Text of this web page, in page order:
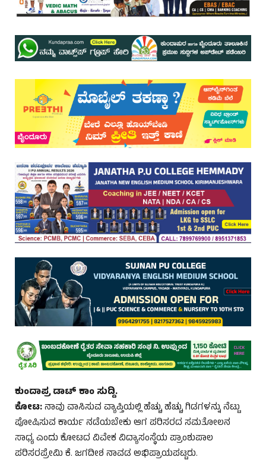
ಕುಂದಾಪ್ರ ಡಾಟ್‌ ಕಾಂ ಸುದ್ದಿ.
ಕೋಟ:ನಾವು ವಾಸಿಸುವ ವ್ಯಾಪ್ತಿಯಲ್ಲಿ ಹೆಚ್ಚು ಹೆಚ್ಚು ಗಿಡಗಳನ್ನು ನೆಟ್ಟು
ಪೋಷಿಸುವ ಕಾರ್ಯ ನಡೆಯಬೇಕು ಆಗ ಪರಿಸರದ ಸಮತೋಲನ
ಸಾಧ್ಯ ಎಂದು ಕೋಟದ ವಿವೇಕ ವಿದ್ಯಾಸಂಸ್ಥೆಯ ಪ್ರಾಂಶುಪಾಲ
ಪರಿಸರಪ್ರೇಮಿ ಕೆ. ಜಗದೀಶ ನಾವಡ ಅಭಿಪ್ರಾಯಪಟ್ಟರು.